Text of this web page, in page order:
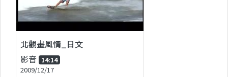
北觀畫風情_日文
影音 14:14
2009/12/17